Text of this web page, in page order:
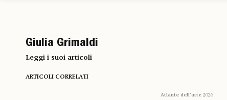
Giulia Grimaldi
Leggi i suoi articoli
ARTICOLI CORRELATI
Atlante dell’arte 2026